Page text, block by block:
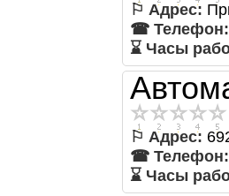
⚐ Адрес:
☎ Телефон:
⌛ Часы
⚐ Адрес:
☎ Телефон:
⌛ Часы